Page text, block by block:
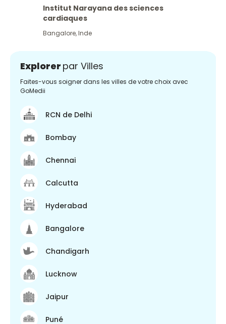
Institut Narayana des sciences
cardiaques
Bangalore,Inde
Explorer par Villes
Faites-vous soigner dans les villes de votre choix avec
GoMedii
RCN de Delhi
Bombay
Chennai
Calcutta
Hyderabad
Bangalore
Chandigarh
Lucknow
Jaipur
Puné